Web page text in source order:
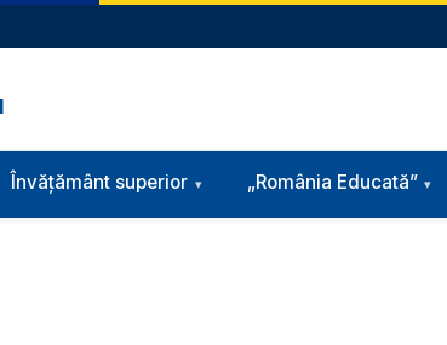
Învățământ superior „România Educată”